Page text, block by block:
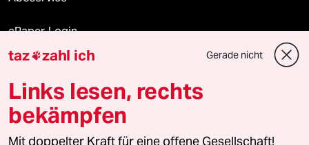
ePaper Login
Downloads für Abonnierende
© 2026 taz Verlags und Vertriebs GmbH
Alle Rechte vorbehalten. Bei rechtlichen Fragen oder für Genehmigungen
taz zahl ich Gerade nicht
Links lesen, rechts
bekämpfen
Mit doppelter Kraft für eine offene Gesellschaft!